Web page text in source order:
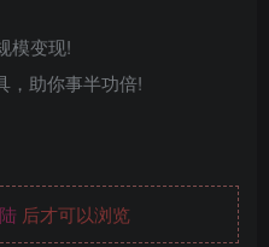
模变现!
，助你事半功倍!
后才可以浏览